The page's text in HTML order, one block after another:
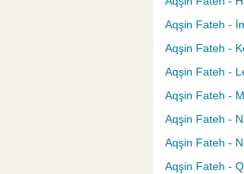
Aqşin Fateh -
Aqşin Fateh -
Aqşin Fateh -
Aqşin Fateh -
Aqşin Fateh -
Aqşin Fateh -
Aqşin Fateh -